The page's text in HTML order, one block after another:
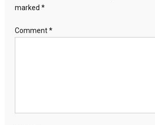
marked *
Comment*